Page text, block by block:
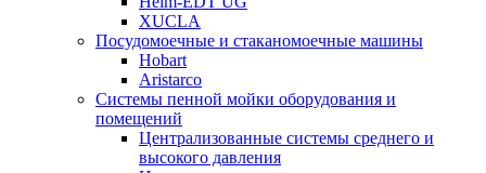
XUCLA
Посудомоечные и стаканомоечные машины
Hobart
Aristarco
Системы пенной мойки оборудования и
помещений
Централизованные системы среднего и
высокого давления